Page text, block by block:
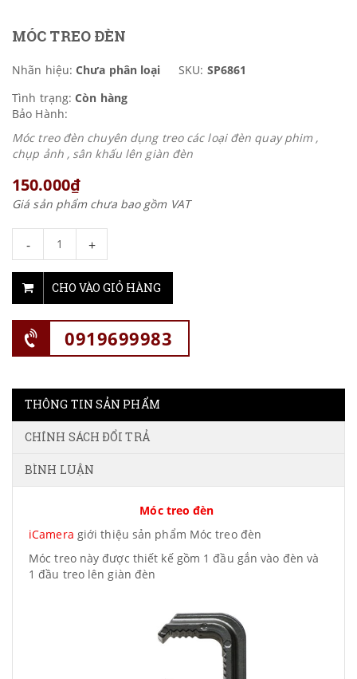
MÓC TREO ĐÈN
Nhãn hiệu: Chưa phân loại SKU: SP6861
Tình trạng: Còn hàng
Bảo Hành:
Móc treo đèn chuyên dụng treo các loại đèn quay phim ,
chụp ảnh , sân khấu lên giàn đèn
150.000₫
Giá sản phẩm chưa bao gồm VAT
- +
CHO VÀO GIỎ HÀNG
0919699983
THÔNG TIN SẢN PHẨM
CHÍNH SÁCH ĐỔI TRẢ
BÌNH LUẬN
Móc treo đèn
iCamera giới thiệu sản phẩm Móc treo đèn
Móc treo này được thiết kế gồm 1 đầu gắn vào đèn và
1 đầu treo lên giàn đèn